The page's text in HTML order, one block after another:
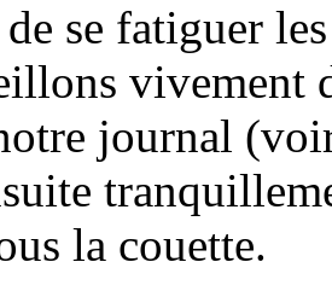
se fatiguer
vivement
journal
la couette.